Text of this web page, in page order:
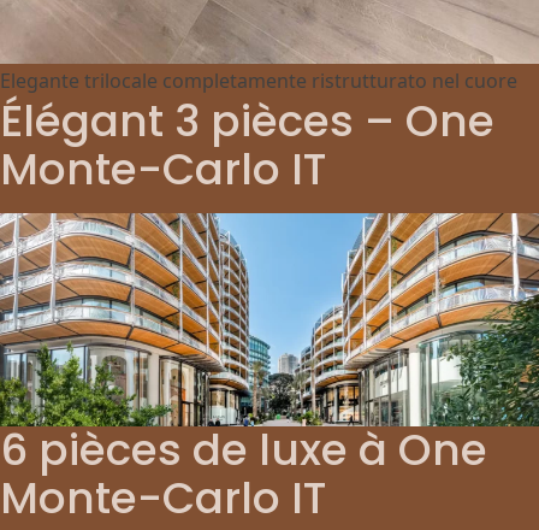
Elegante trilocale completamente ristrutturato nel cuore
Élégant 3 pièces – One
Monte-Carlo IT
6 pièces de luxe à One
Monte-Carlo IT